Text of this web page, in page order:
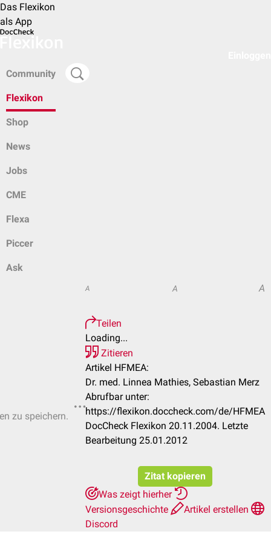
Das Flexikon
als App
Community
Flexikon
Shop
News
Jobs
CME
Flexa
Piccer
Ask
zu speichern.
A A A
Teilen
Loading...
Zitieren
Artikel HFMEA:
Dr. med. Linnea Mathies, Sebastian Merz
Abrufbar unter:
https://flexikon.doccheck.com/de/HFMEA
DocCheck Flexikon 20.11.2004. Letzte
Bearbeitung 25.01.2012
Zitat kopieren
Was zeigt hierher
Versionsgeschichte
Artikel erstellen
Discord